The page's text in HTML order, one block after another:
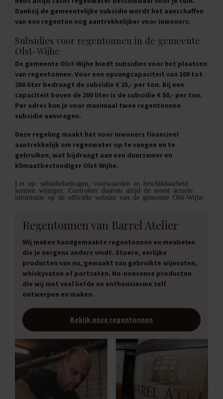
Dankzij de gemeentelijke subsidie wordt het aanschaffen
van een regenton nog aantrekkelijker voor inwoners.
Subsidies voor regentonnen in de gemeente
Olst-Wijhe
De gemeente Olst-Wijhe biedt subsidies voor het plaatsen
van regentonnen. Voor een opvangcapaciteit van 100 tot
200 liter bedraagt de subsidie € 25,- per ton. Bij een
capaciteit boven de 200 liter is de subsidie € 50,- per ton.
Per adres kun je voor maximaal twee regentonnen
subsidie aanvragen.
Deze regeling maakt het voor inwoners financieel
aantrekkelijk om regenwater op te vangen en te
gebruiken, wat bijdraagt aan een duurzamer en
klimaatbestendiger Olst-Wijhe.
Let op: subsidiebedragen, voorwaarden en beschikbaarheid
kunnen wijzigen. Controleer daarom altijd de meest actuele
informatie op de officiële website van de gemeente Olst-Wijhe.
Regentonnen van Barrel Atelier
Wij maken handgemaakte regentonnen en meubelen
die je nergens anders vindt. Stoere, eerlijke
producten van nu, gemaakt van gebruikte wijnvaten,
whiskyvaten of portvaten. No-nonsense producten
die wij met veel liefde en enthousiasme zelf
ontwerpen en maken.
Bekijk onze regentonnen